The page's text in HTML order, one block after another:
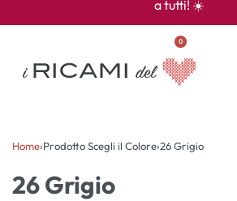
a tutti! ☀️
0
Home›Prodotto Scegli il Colore›26 Grigio
26 Grigio